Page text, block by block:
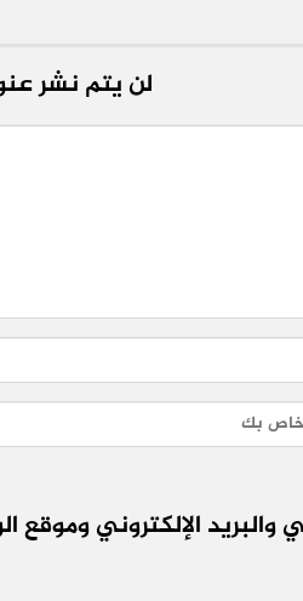
لن يتم نشر
الإلكتروني وموقع